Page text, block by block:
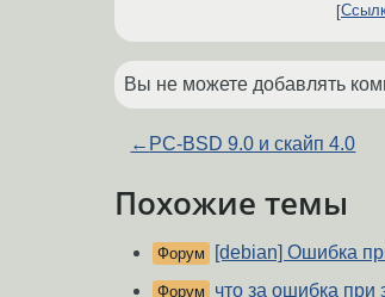
Вы не можете добавлять
← PC-BSD 9.0 и скайп 4.0
Похожие темы
Форум [debian] Ошибка
Форум что за ошибка при